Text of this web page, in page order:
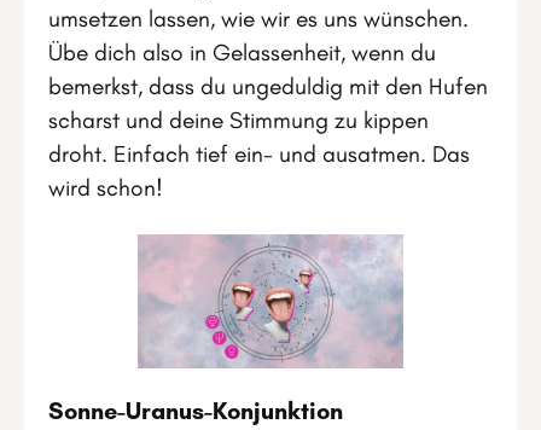
umsetzen lassen, wie wir es uns wünschen.
Übe dich also in Gelassenheit, wenn du
bemerkst, dass du ungeduldig mit den Hufen
scharst und deine Stimmung zu kippen
droht. Einfach tief ein- und ausatmen. Das
wird schon!
Sonne-Uranus-Konjunktion